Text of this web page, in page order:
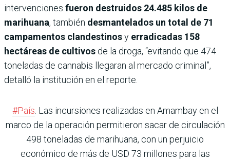
intervenciones fueron destruidos 24.485 kilos de
marihuana, también desmantelados un total de 71
campamentos clandestinosy erradicadas 158
hectáreas de cultivos de la droga, “evitando que 474
toneladas de cannabis llegaran al mercado criminal”,
detalló la institución en el reporte.
#País . Las incursiones realizadas en Amambay en el
marco de la operación permitieron sacar de circulación
498 toneladas de marihuana, con un perjuicio
económico de más de USD 73 millones para las